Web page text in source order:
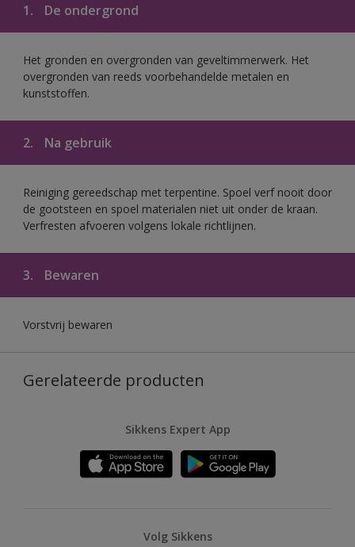
1. De ondergrond
Het gronden en overgronden van geveltimmerwerk. Het
overgronden van reeds voorbehandelde metalen en
kunststoffen.
2. Na gebruik
Reiniging gereedschap met terpentine. Spoel verf nooit door
de gootsteen en spoel materialen niet uit onder de kraan.
Verfresten afvoeren volgens lokale richtlijnen.
3. Bewaren
Vorstvrij bewaren
Gerelateerde producten
Sikkens Expert App
Volg Sikkens